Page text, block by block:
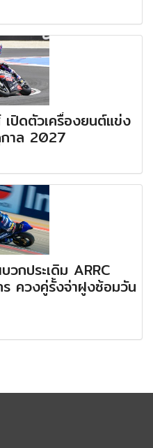
เปิดตัวเครื่องยนต์แข่ง
าล 2027
กประเดิม ARRC
ควงคู่รั้งจ่าฝูงซ้อมวัน